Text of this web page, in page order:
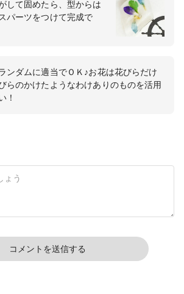
して固めたら、型からは
パーツをつけて完成で
ンダムに適当でＯＫ♪お花は花びらだけ
らのかけたようなわけありのものを活用
！
コメントを送信する